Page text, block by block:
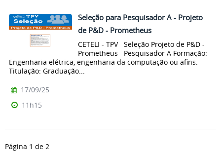
Seleção para Pesquisador A - Projeto
de P&D - Prometheus
CETELI - TPV Seleção Projeto de P&D -
Prometheus Pesquisador A Formação:
Engenharia elétrica, engenharia da computação ou afins.
Titulação: Graduação...
17/09/25
11h15
Página 1 de 2